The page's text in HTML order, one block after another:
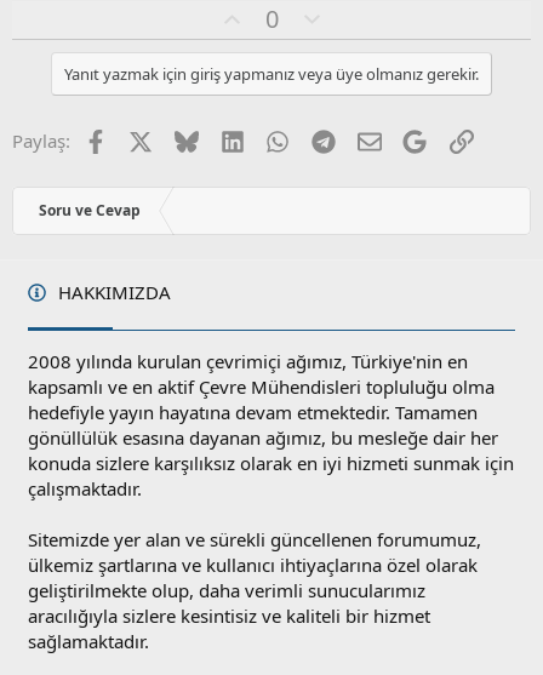
y
l
a
0
l
u
m
u
z
o
l
Yanıt yazmak için giriş yapmanız veya üye olmanız gerekir.
Paylaş: Facebook BlueskyLinkedInWhatsApp
Telegram
E-postaGoogleLink
Soru ve Cevap
HAKKIMIZDA
2008 yılında kurulan çevrimiçi ağımız, Türkiye'nin en
kapsamlı ve en aktif Çevre Mühendisleri topluluğu olma
hedefiyle yayın hayatına devam etmektedir. Tamamen
gönüllülük esasına dayanan ağımız, bu mesleğe dair her
konuda sizlere karşılıksız olarak en iyi hizmeti sunmak için
çalışmaktadır.
Sitemizde yer alan ve sürekli güncellenen forumumuz,
ülkemiz şartlarına ve kullanıcı ihtiyaçlarına özel olarak
geliştirilmekte olup, daha verimli sunucularımız
aracılığıyla sizlere kesintisiz ve kaliteli bir hizmet
sağlamaktadır.